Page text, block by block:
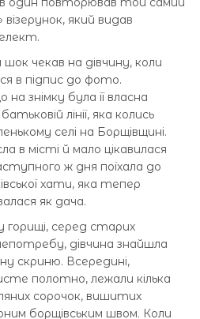
візерунок, який видав
шок чекав на дівчину, коли
в підпис до фото.
на знімку була її власна
лінії, яка колись
селі на Борщівщині.
в місті й мало цікавилася
ж дня поїхала до
хати, яка тепер
як дача.
горищі, серед старих
дівчина знайшла
скриню. Всередині,
полотно, лежали кілька
сорочок, вишитих
борщівським швом. Коли